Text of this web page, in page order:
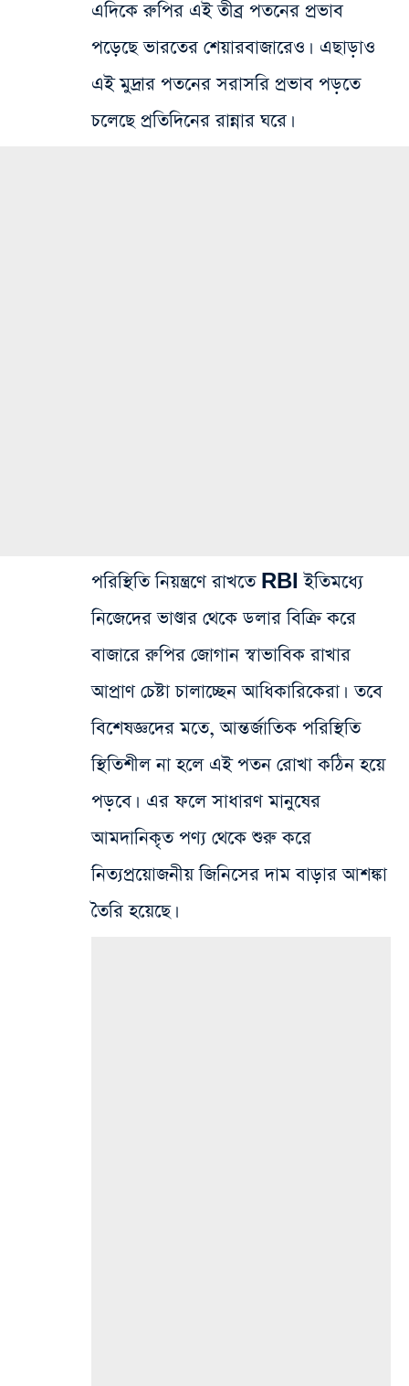
এদিকে রুপির এই তীব্র পতনের প্রভাব
পড়েছে ভারতের শেয়ারবাজারেও। এছাড়াও
এই মুদ্রার পতনের সরাসরি প্রভাব পড়তে
চলেছে প্রতিদিনের রান্নার ঘরে।
পরিস্থিতি নিয়ন্ত্রণে রাখতে RBI ইতিমধ্যে
নিজেদের ভাণ্ডার থেকে ডলার বিক্রি করে
বাজারে রুপির জোগান স্বাভাবিক রাখার
আপ্রাণ চেষ্টা চালাচ্ছেন আধিকারিকেরা। তবে
বিশেষজ্ঞদের মতে, আন্তর্জাতিক পরিস্থিতি
স্থিতিশীল না হলে এই পতন রোখা কঠিন হয়ে
পড়বে। এর ফলে সাধারণ মানুষের
আমদানিকৃত পণ্য থেকে শুরু করে
নিত্যপ্রয়োজনীয় জিনিসের দাম বাড়ার আশঙ্কা
তৈরি হয়েছে।